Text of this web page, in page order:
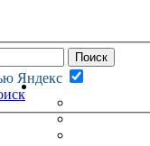
Яндекс
ФОРУМ